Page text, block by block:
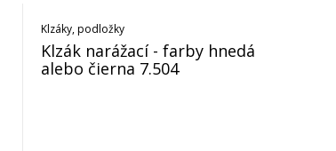
Klzáky, podložky
Klzák narážací - farby hnedá
alebo čierna 7.504